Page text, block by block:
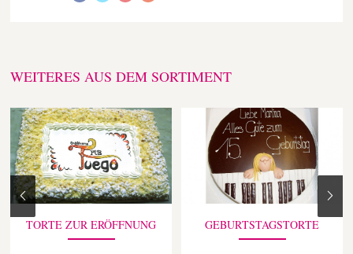
WEITERES AUS DEM SORTIMENT
TORTE ZUR ERÖFFNUNG GEBURTSTAGSTORTE